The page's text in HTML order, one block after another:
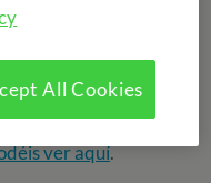
como nuestros
de
de la realización
ver aquí.
All Cookies